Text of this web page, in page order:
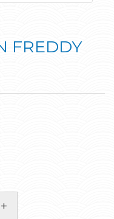
FREDDY
+